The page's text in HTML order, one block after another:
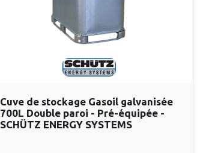
Cuve de stockage Gasoil galvanisée
700L Double paroi - Pré-équipée -
SCHÜTZ ENERGY SYSTEMS